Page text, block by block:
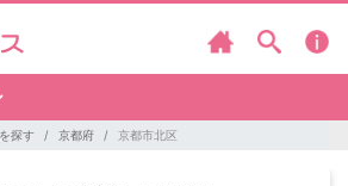
探す 京都府 京都市北区